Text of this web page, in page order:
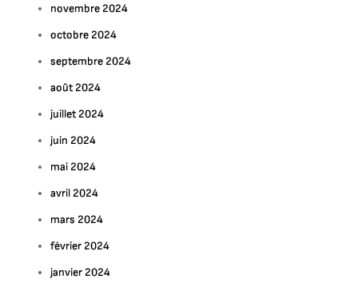
novembre 2024
octobre 2024
septembre 2024
août 2024
juillet 2024
juin 2024
mai 2024
avril 2024
mars 2024
février 2024
janvier 2024